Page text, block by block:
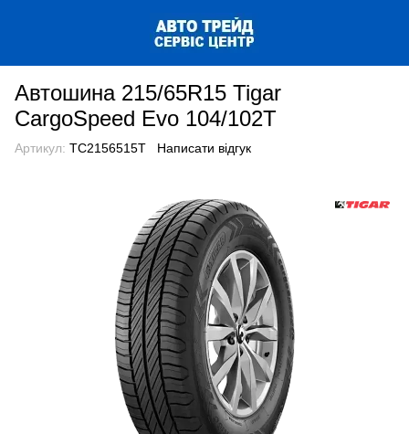
Автошина 215/65R15 Tigar
CargoSpeed Evo 104/102T
Артикул: TC2156515T Написати відгук